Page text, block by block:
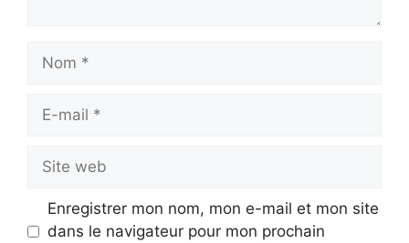
Nom
Site
web
Enregistrer mon nom, mon e-mail et mon site
dans le navigateur pour mon prochain